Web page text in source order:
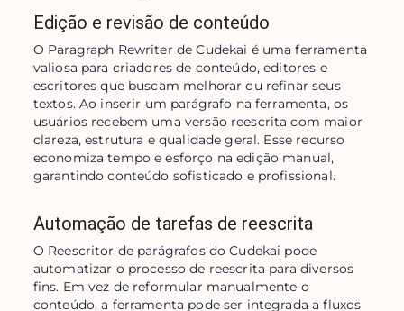
Edição e revisão de conteúdo
O Paragraph Rewriter de Cudekai é uma ferramenta
valiosa para criadores de conteúdo, editores e
escritores que buscam melhorar ou refinar seus
textos. Ao inserir um parágrafo na ferramenta, os
usuários recebem uma versão reescrita com maior
clareza, estrutura e qualidade geral. Esse recurso
economiza tempo e esforço na edição manual,
garantindo conteúdo sofisticado e profissional.
Automação de tarefas de reescrita
O Reescritor de parágrafos do Cudekai pode
automatizar o processo de reescrita para diversos
fins. Em vez de reformular manualmente o
conteúdo, a ferramenta pode ser integrada a fluxos